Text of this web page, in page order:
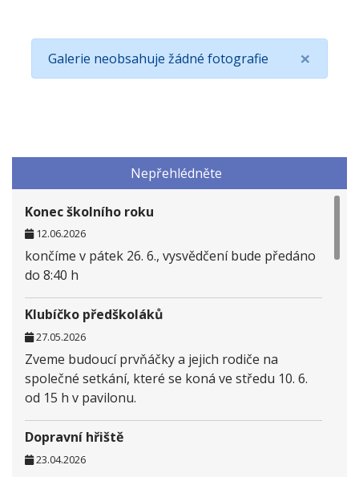
×
Galerie neobsahuje žádné fotografie
Nepřehlédněte
Konec školního roku
12.06.2026
končíme v pátek 26. 6., vysvědčení bude předáno
do 8:40 h
Klubíčko předškoláků
27.05.2026
Zveme budoucí prvňáčky a jejich rodiče na
společné setkání, které se koná ve středu 10. 6.
od 15 h v pavilonu.
Dopravní hřiště
23.04.2026